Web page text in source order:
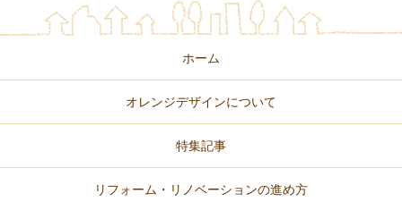
ホーム
オレンジデザインについて
特集記事
リフォーム・リノベーションの進め方